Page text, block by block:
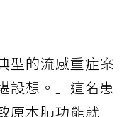
型的流感重症案
設想。」這名患
原本肺功能就